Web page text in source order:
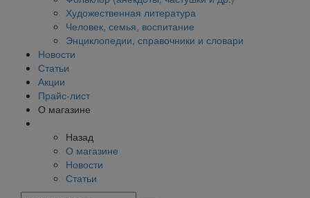
Художественная литература
Человек, семья, воспитание
Энциклопедии, справочники и словари
Новости
Статьи
Акции
Прайс-лист
О магазине
Назад
О магазине
Новости
Статьи